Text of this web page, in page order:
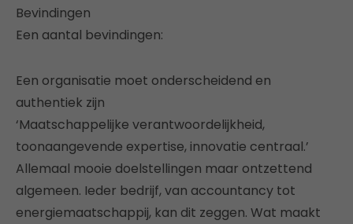
Bevindingen
Een aantal bevindingen:
Een organisatie moet onderscheidend en
authentiek zijn
‘Maatschappelijke verantwoordelijkheid,
toonaangevende expertise, innovatie centraal.’
Allemaal mooie doelstellingen maar ontzettend
algemeen. Ieder bedrijf, van accountancy tot
energiemaatschappij, kan dit zeggen. Wat maakt